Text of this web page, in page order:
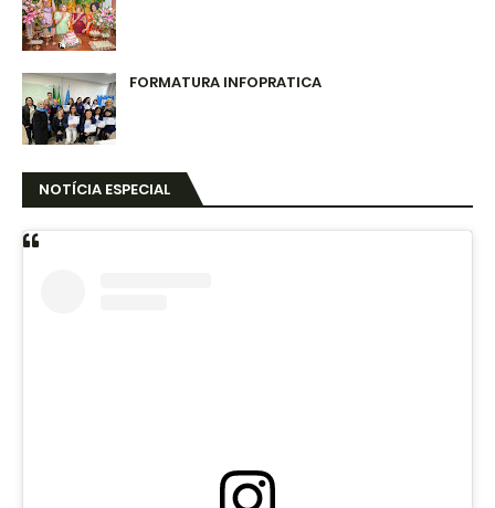
FORMATURA INFOPRATICA
NOTÍCIA ESPECIAL